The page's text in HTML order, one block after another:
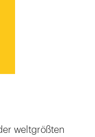
weltgrößten